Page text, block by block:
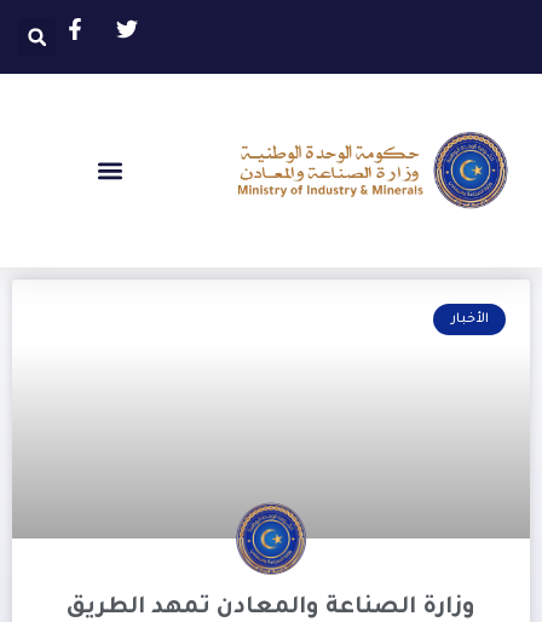
الأخبار
وزارة الصناعة والمعادن تمهد الطريق